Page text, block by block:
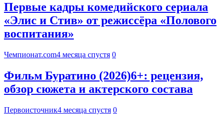
Первые кадры комедийского сериала
«Элис и Стив» от режиссёра «Полового
воспитания»
Чемпионат.com4 месяца спустя 0
Фильм Буратино (2026)6+: рецензия,
обзор сюжета и актерского состава
Первоисточник4 месяца спустя 0